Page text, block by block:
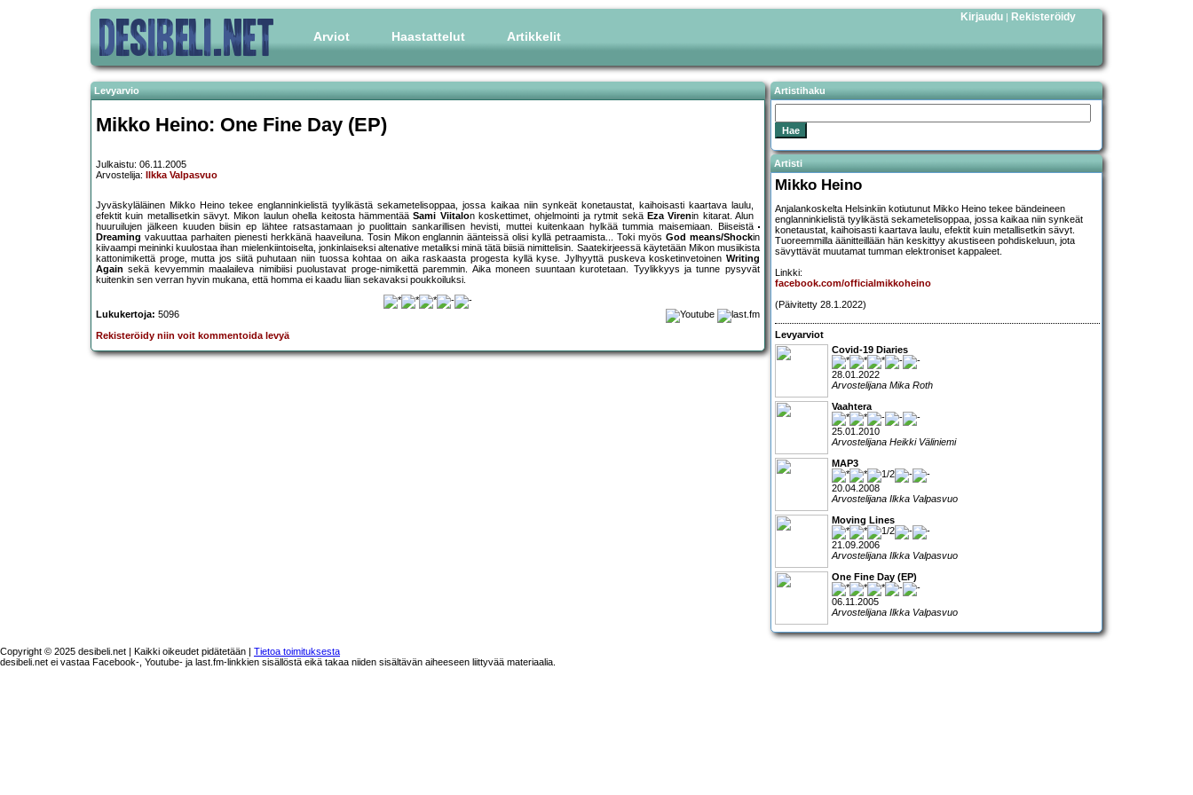
Arviot Haastattelut Artikkelit
Kirjaudu | Rekisteröidy
Levyarvio
Mikko Heino: One Fine Day (EP)
Julkaistu: 06.11.2005
Arvostelija:
Ilkka Valpasvuo
Jyväskyläläinen Mikko Heino tekee englanninkielistä tyylikästä sekametelisoppaa, jossa kaikaa niin synkeät konetaustat, kaihoisasti kaartava laulu,
efektit kuin metallisetkin sävyt. Mikon laulun ohella keitosta hämmentääSami Viitalon koskettimet, ohjelmointi ja rytmit sekä Eza Virenin kitarat. Alun
huuruilujen jälkeen kuuden biisin ep lähtee ratsastamaan jo puolittain sankarillisen hevisti, muttei kuitenkaan hylkää tummia maisemiaan. Biiseistä
Dreaming vakuuttaa parhaiten pienesti herkkänä haaveiluna. Tosin Mikon englannin äänteissä olisi kyllä petraamista... Toki myösGod means/Shockin
kiivaampi meininki kuulostaa ihan mielenkiintoiselta, jonkinlaiseksi altenative metaliksi minä tätä biisiä nimittelisin. Saatekirjeessä käytetään Mikon musiikista
kattonimikettä proge, mutta jos siitä puhutaan niin tuossa kohtaa on aika raskaasta progesta kyllä kyse. Jylhyyttä puskeva kosketinvetoinen Writing
Again sekä kevyemmin maalaileva nimibiisi puolustavat proge-nimikettä paremmin. Aika moneen suuntaan kurotetaan. Tyylikkyys ja tunne pysyvät
kuitenkin sen verran hyvin mukana, että homma ei kaadu liian sekavaksi poukkoiluksi.
Lukukertoja: 5096
Rekisteröidy niin voit kommentoida levyä
Artistihaku
Artisti
Mikko Heino
Anjalankoskelta Helsinkiin kotiutunut Mikko Heino tekee bändeineen
englanninkielistä tyylikästä sekametelisoppaa, jossa kaikaa niin synkeät
konetaustat, kaihoisasti kaartava laulu, efektit kuin metallisetkin sävyt.
Tuoreemmilla äänitteillään hän keskittyy akustiseen pohdiskeluun, jota
sävyttävät muutamat tumman elektroniset kappaleet.
Linkki:
facebook.com/officialmikkoheino
(Päivitetty 28.1.2022)
Levyarviot
Covid-19 Diaries
28.01.2022
Arvostelijana Mika Roth
Vaahtera
25.01.2010
Arvostelijana Heikki Väliniemi
MAP3
20.04.2008
Arvostelijana Ilkka Valpasvuo
Moving Lines
21.09.2006
Arvostelijana Ilkka Valpasvuo
One Fine Day (EP)
06.11.2005
Arvostelijana Ilkka Valpasvuo
Copyright © 2025 desibeli.net | Kaikki oikeudet pidätetään | Tietoa toimituksesta
desibeli.net ei vastaa Facebook-, Youtube- ja last.fm-linkkien sisällöstä eikä takaa niiden sisältävän aiheeseen liittyvää materiaalia.